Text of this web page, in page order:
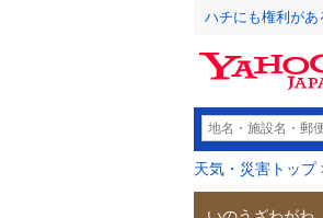
ハチにも権利が
天気・災害トップ